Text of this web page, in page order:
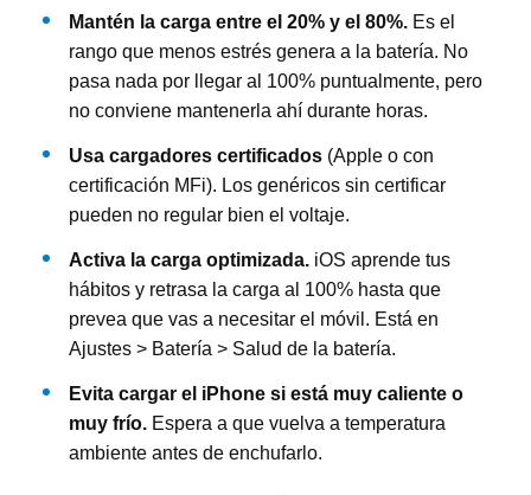
Mantén la carga entre el 20% y el 80%. Es el
rango que menos estrés genera a la batería. No
pasa nada por llegar al 100% puntualmente, pero
no conviene mantenerla ahí durante horas.
Usa cargadores certificados (Apple o con
certificación MFi). Los genéricos sin certificar
pueden no regular bien el voltaje.
Activa la carga optimizada. iOS aprende tus
hábitos y retrasa la carga al 100% hasta que
prevea que vas a necesitar el móvil. Está en
Ajustes > Batería > Salud de la batería.
Evita cargar el iPhone si está muy caliente o
muy frío. Espera a que vuelva a temperatura
ambiente antes de enchufarlo.